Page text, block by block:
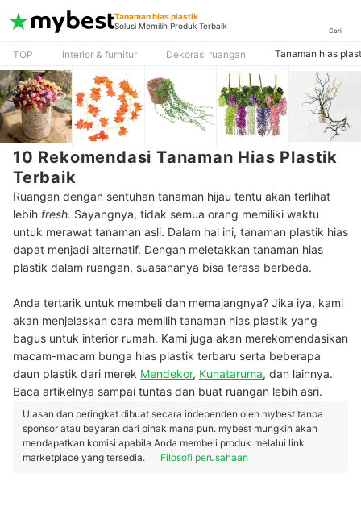
Tanaman hias plastik
Solusi Memilih Produk Terbaik
Cari
TOP Interior & furnitur Dekorasi ruangan Tanaman hias
10 Rekomendasi Tanaman Hias Plastik
Terbaik
Ruangan dengan sentuhan tanaman hijau tentu akan terlihat
lebih fresh. Sayangnya, tidak semua orang memiliki waktu
untuk merawat tanaman asli. Dalam hal ini, tanaman plastik hias
dapat menjadi alternatif. Dengan meletakkan tanaman hias
plastik dalam ruangan, suasananya bisa terasa berbeda.
Anda tertarik untuk membeli dan memajangnya? Jika iya, kami
akan menjelaskan cara memilih tanaman hias plastik yang
bagus untuk interior rumah. Kami juga akan merekomendasikan
macam-macam bunga hias plastik terbaru serta beberapa
daun plastik dari merek Mendekor, Kunataruma, dan lainnya.
Baca artikelnya sampai tuntas dan buat ruangan lebih asri.
Ulasan dan peringkat dibuat secara independen oleh mybest tanpa
sponsor atau bayaran dari pihak mana pun. mybest mungkin akan
mendapatkan komisi apabila Anda membeli produk melalui link
marketplace yang tersedia.
Filosofi perusahaan